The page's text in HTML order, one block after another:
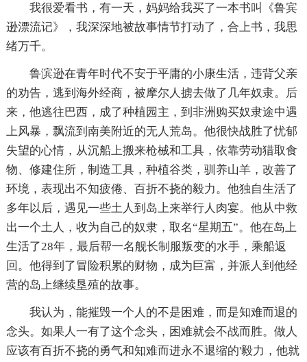
我很爱看书，有一天，妈妈给我买了一本书叫《鲁宾
逊漂流记》，我深深地被故事情节打动了，合上书，我思
绪万千。
鲁滨逊在青年时代不安于平庸的小康生活，违背父亲
的劝告，逃到海外经商，被摩尔人掳去做了几年奴隶。后
来，他逃往巴西，成了种植园主，到非洲购买奴隶途中遇
上风暴，飘流到南美附近的无人荒岛。他很快战胜了忧郁
失望的心情，从沉船上搬来枪械和工具，依靠劳动猎取食
物、修建住所，制造工具，种植谷类，驯养山羊，改善了
环境，表现出不知疲倦、百折不挠的毅力。他独自生活了
多年以后，遇见一些土人到岛上来举行人肉宴。他从中救
出一个土人，收为自己的奴隶，取名“星期五”。他在岛上
生活了28年，最后帮一名舰长制服叛变的水手，乘船返
回。他得到了冒险积累的财物，成为巨富，并派人到他经
营的岛上继续垦殖的故事。
我认为，能摧毁一个人的不是困难，而是知难而退的
念头。如果人一有了这个念头，困难就会不战而胜。做人
应该有百折不挠的勇气和知难而进永不退缩的'毅力，他就